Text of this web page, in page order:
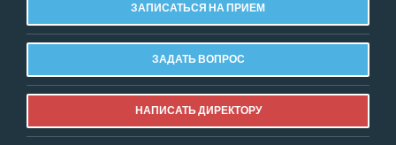
ЗАПИСАТЬСЯ НА ПРИЕМ
ЗАДАТЬ ВОПРОС
НАПИСАТЬ ДИРЕКТОРУ